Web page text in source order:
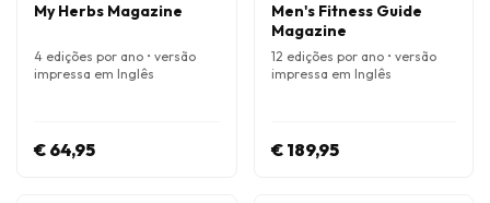
My Herbs Magazine
4 edições por ano • versão
impressa em Inglês
€ 64,95
Men's Fitness Guide
Magazine
12 edições por ano • versão
impressa em Inglês
€ 189,95